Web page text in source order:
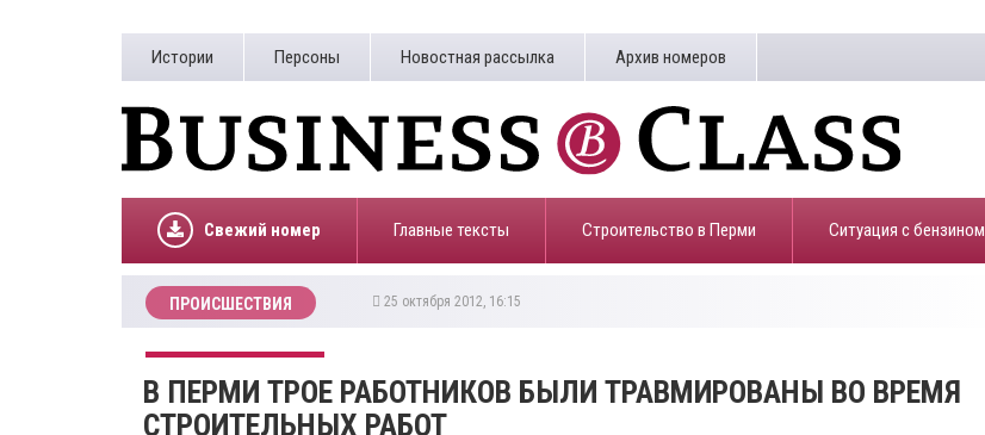
Истории Персоны Новостная рассылка Архив номеров
Свежий номер Главные тексты Строительство в Перми ​Ситуация с бензином
ПРОИСШЕСТВИЯ 25 октября 2012, 16:15
В ПЕРМИ ТРОЕ РАБОТНИКОВ БЫЛИ ТРАВМИРОВАНЫ ВО ВРЕМЯ
СТРОИТЕЛЬНЫХ РАБОТ